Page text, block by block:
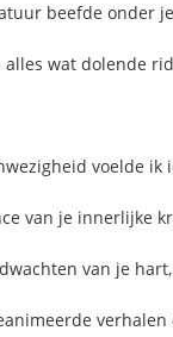
beefde onder
alles wat dolende
voelde
van je innerlijke
van je